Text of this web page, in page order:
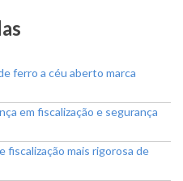
ferro a céu aberto marca
em fiscalização e segurança
fiscalização mais rigorosa de